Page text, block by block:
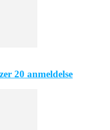
20 anmeldelse